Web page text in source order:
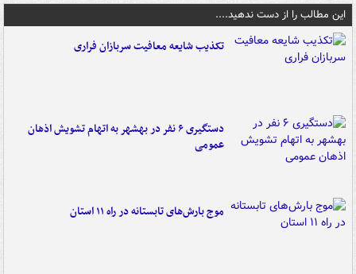
این مطالب را از دست ندهید....
تکذیب شایعه معافیت سربازان فراری
دستگیری ۶ نفر در بهشهر به اتهام تشویش اذهان
عمومی
موج بارش‌های تابستانه در راه ۱۱ استان